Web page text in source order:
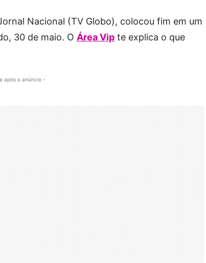
Nacional (TV Globo), colocou fim em um
30 de maio. O Área Vip te explica o que
após o anúncio -